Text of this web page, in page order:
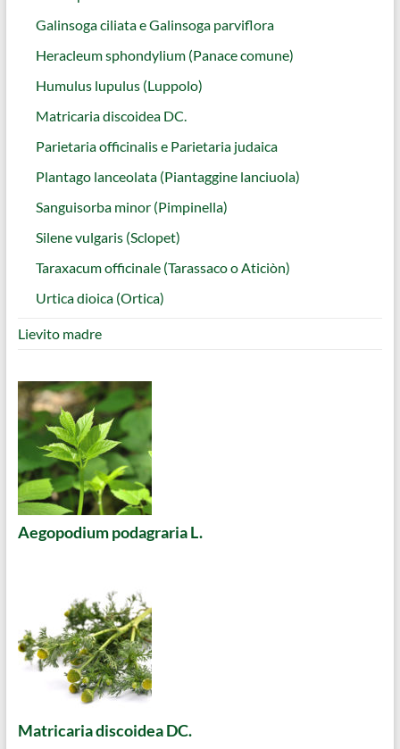
Galinsoga ciliata e Galinsoga parviflora
Heracleum sphondylium (Panace comune)
Humulus lupulus (Luppolo)
Matricaria discoidea DC.
Parietaria officinalis e Parietaria judaica
Plantago lanceolata (Piantaggine lanciuola)
Sanguisorba minor (Pimpinella)
Silene vulgaris (Sclopet)
Taraxacum officinale (Tarassaco o Aticiòn)
Urtica dioica (Ortica)
Lievito madre
Aegopodium podagraria L.
Matricaria discoidea DC.